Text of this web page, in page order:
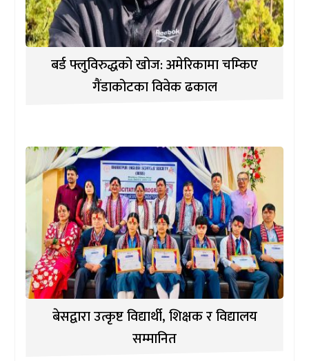
बर्ड फ्लुविरुद्धको खोज: अमेरिकामा चम्किए
गैंडाकोटका विवेक ढकाल
बेसद्वारा उत्कृष्ट विद्यार्थी, शिक्षक र विद्यालय
सम्मानित